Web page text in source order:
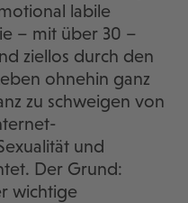
labile
– mit über 30 –
ziellos durch den
ohnehin ganz
zu schweigen von
und
Der Grund:
wichtige